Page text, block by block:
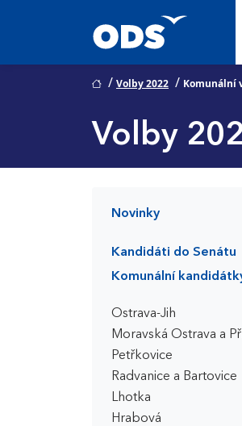
/ Volby 2022 / Komunální
Volby
Novinky
Kandidáti do Senátu
Komunální
Ostrava-Jih
Moravská Ostrava a
Petřkovice
Radvanice a Bartovice
Lhotka
Hrabová